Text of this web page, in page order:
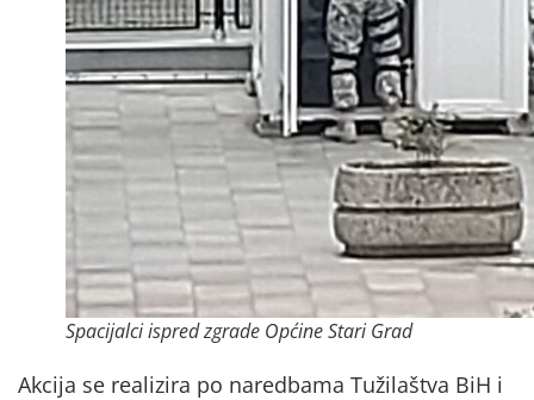
Spacijalci ispred zgrade Općine Stari Grad
Akcija se realizira po naredbama Tužilaštva BiH i